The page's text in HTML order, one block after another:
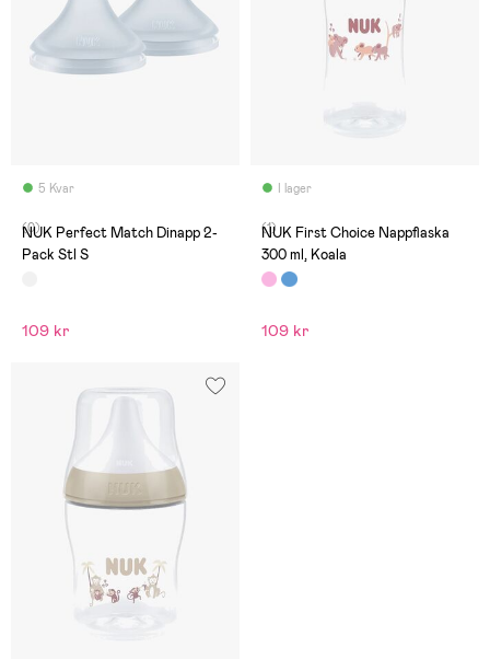
5 Kvar
(0)
NUK Perfect Match Dinapp 2-
Pack Stl S
109 kr
I lager
(1)
NUK First Choice Nappflaska
300 ml, Koala
109 kr